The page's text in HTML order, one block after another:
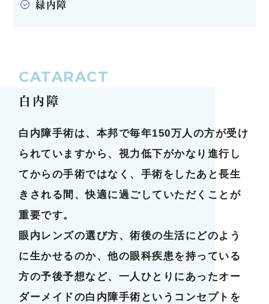
緑内障
CATARACT
白内障
白内障手術は、本邦で毎年150万人の方が受け
られていますから、視力低下がかなり進行し
てからの手術ではなく、手術をしたあと長生
きされる間、快適に過ごしていただくことが
重要です。
眼内レンズの選び方、術後の生活にどのよう
に生かせるのか、他の眼科疾患を持っている
方の予後予想など、一人ひとりにあったオー
ダーメイドの白内障手術というコンセプトを